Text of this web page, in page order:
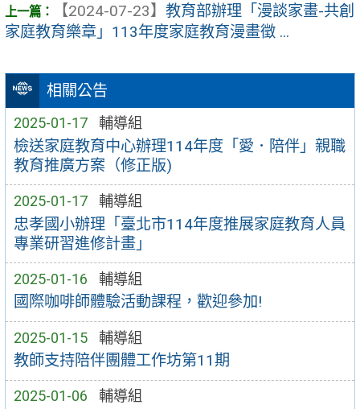
相關公告
2025-01-17 輔導組
檢送家庭教育中心辦理114年度「愛．陪伴」親職
教育推廣方案（修正版)
2025-01-17 輔導組
忠孝國小辦理「臺北市114年度推展家庭教育人員
專業研習進修計畫」
2025-01-16 輔導組
國際咖啡師體驗活動課程，歡迎參加!
2025-01-15 輔導組
教師支持陪伴團體工作坊第11期
2025-01-06 輔導組
【2024-07-23】 教育部辦理「漫談家畫-共創
家庭教育樂章」113年度家庭教育漫畫徵 ...